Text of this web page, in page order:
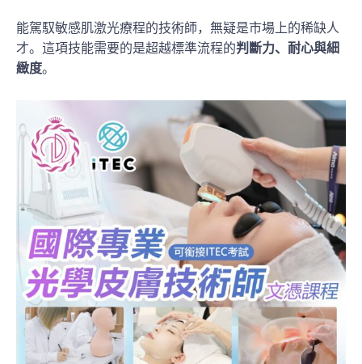
能駕馭敏感肌激光療程的技術師，無疑是市場上的稀缺人
才。這項技能需要的是超越標準流程的判斷力、耐心與細
緻度。